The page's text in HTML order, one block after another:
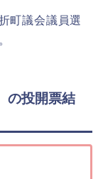
町議会議員選
の投開票結